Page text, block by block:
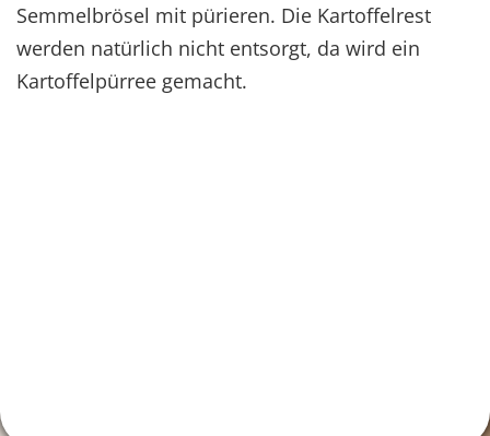
Semmelbrösel mit pürieren. Die Kartoffelrest
werden natürlich nicht entsorgt, da wird ein
Kartoffelpürree gemacht.